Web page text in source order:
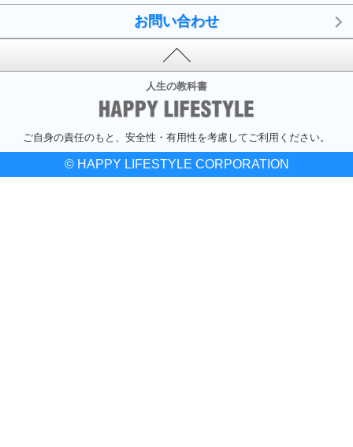
お問い合わせ
人生の教科書
ご自身の責任のもと、安全性・有用性を考慮してご利用ください。
© HAPPY LIFESTYLE CORPORATION